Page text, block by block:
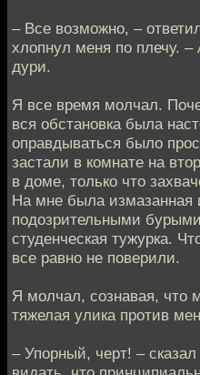
– Все возможно, –
хлопнул меня по плечу.
дури.
Я все время молчал.
вся обстановка была
оправдываться было
застали в комнате на
в доме, только что
На мне была измазанная
подозрительными
студенческая тужурка.
все равно не поверили.
Я молчал, сознавая, что
тяжелая улика против
– Упорный, черт! –